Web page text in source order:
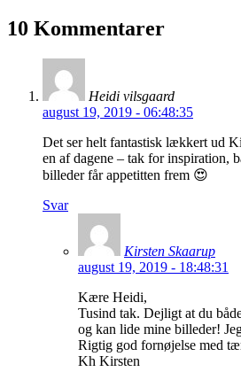
10 Kommentarer
Heidi vilsgaard
august 19, 2019 - 06:48:35
Det ser helt fantastisk lækkert ud
en af dagene – tak for inspiration,
billeder får appetitten frem 😍
Svar
Kirsten Skaarup
august 19, 2019 - 18:48:31
Kære Heidi,
Tusind tak. Dejligt at du
og kan lide mine billeder!
Rigtig god fornøjelse med
Kh Kirsten